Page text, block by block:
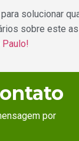
solucionar
sobre este
por